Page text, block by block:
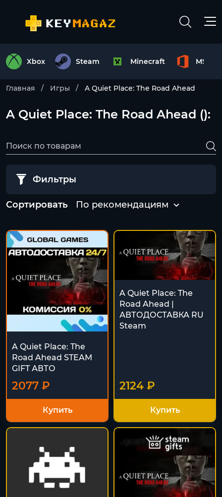
Xbox Steam Minecraft MS
Главная Игры A Quiet Place: The Road Ahead
A Quiet Place: The Road Ahead ():
Фильтры
Сортировать По рекомендациям
A Quiet Place: The
Road Ahead STEAM
GIFT АВТО
2077 ₽
Купить
A Quiet Place: The
Road Ahead |
АВТОДОСТАВКА RU
Steam
2124 ₽
Купить